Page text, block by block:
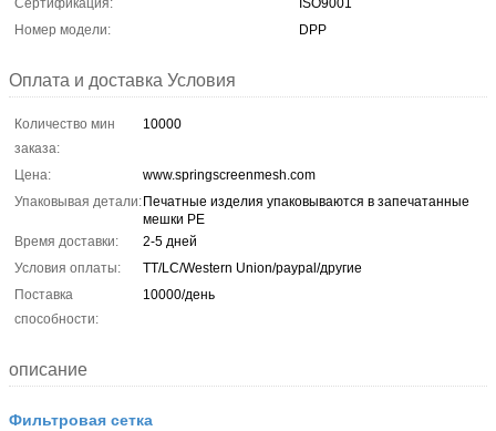
Сертификация:
ISO9001
Номер модели:
DPP
Оплата и доставка Условия
Количество мин
заказа:
10000
Цена:
www.springscreenmesh.com
Упаковывая детали:Печатные изделия упаковываются в запечатанные
мешки PE
Время доставки:
2-5 дней
Условия оплаты:
TT/LC/Western Union/paypal/другие
Поставка
способности:
10000/день
описание
Фильтровая сетка